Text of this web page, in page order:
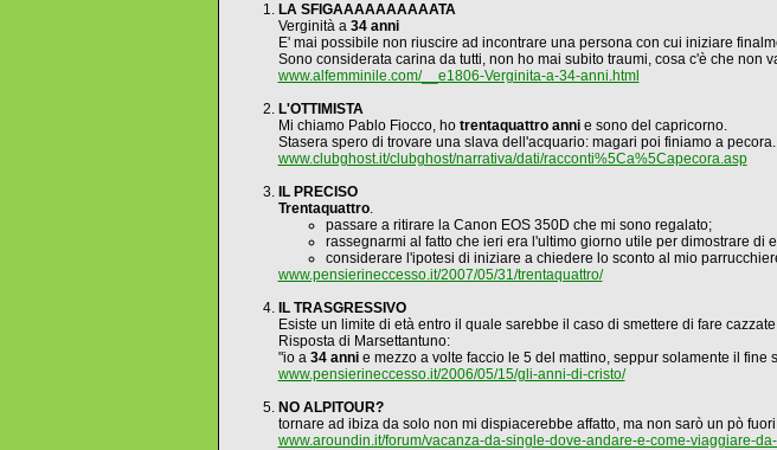
LA SFIGAAAAAAAAAATA
Verginità a 34 anni
E' mai possibile non riuscire ad incontrare una persona con cui iniziare
Sono considerata carina da tutti, non ho mai subito traumi, cosa c'è che non
www.alfemminile.com/__e1806-Verginita-a-34-anni.html
L'OTTIMISTA
Mi chiamo Pablo Fiocco, ho trentaquattro annie sono del capricorno.
Stasera spero di trovare una slava dell'acquario: magari poi finiamo a pecora.
www.clubghost.it/clubghost/narrativa/dati/racconti%5Ca%5Capecora.asp
IL PRECISO
Trentaquattro.
passare a ritirare la Canon EOS 350D che mi sono regalato;
rassegnarmi al fatto che ieri era l'ultimo giorno utile per dimostrare di
considerare l'ipotesi di iniziare a chiedere lo sconto al mio
www.pensierineccesso.it/2007/05/31/trentaquattro/
IL TRASGRESSIVO
Esiste un limite di età entro il quale sarebbe il caso di smettere di fare
Risposta di Marsettantuno:
"io a 34 annie mezzo a volte faccio le 5 del mattino, seppur solamente il fine
www.pensierineccesso.it/2006/05/15/gli-anni-di-cristo/
NO ALPITOUR?
tornare ad ibiza da solo non mi dispiacerebbe affatto, ma non sarò un pò
www.aroundin.it/forum/vacanza-da-single-dove-andare-e-come-viaggiare-